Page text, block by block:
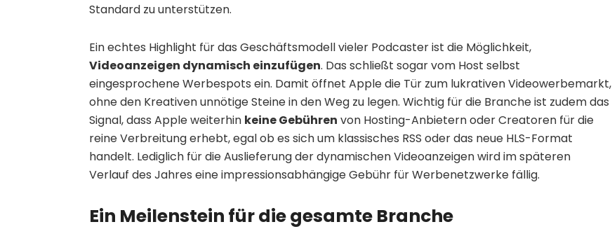
Standard zu unterstützen.
Ein echtes Highlight für das Geschäftsmodell vieler Podcaster ist die Möglichkeit,
Videoanzeigen dynamisch einzufügen. Das schließt sogar vom Host selbst
eingesprochene Werbespots ein. Damit öffnet Apple die Tür zum lukrativen Videowerbemarkt,
ohne den Kreativen unnötige Steine in den Weg zu legen. Wichtig für die Branche ist zudem das
Signal, dass Apple weiterhin keine Gebühren von Hosting-Anbietern oder Creatoren für die
reine Verbreitung erhebt, egal ob es sich um klassisches RSS oder das neue HLS-Format
handelt. Lediglich für die Auslieferung der dynamischen Videoanzeigen wird im späteren
Verlauf des Jahres eine impressionsabhängige Gebühr für Werbenetzwerke fällig.
Ein Meilenstein für die gesamte Branche